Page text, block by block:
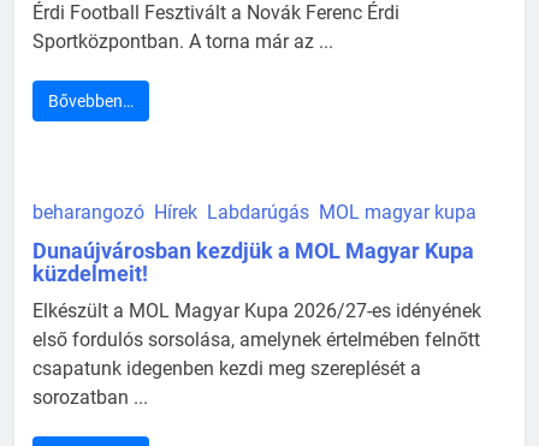
Érdi Football Fesztivált a Novák Ferenc Érdi
Sportközpontban. A torna már az ...
Bővebben…
beharangozó Hírek Labdarúgás MOL magyar kupa
Dunaújvárosban kezdjük a MOL Magyar Kupa
küzdelmeit!
Elkészült a MOL Magyar Kupa 2026/27-es idényének
első fordulós sorsolása, amelynek értelmében felnőtt
csapatunk idegenben kezdi meg szereplését a
sorozatban ...